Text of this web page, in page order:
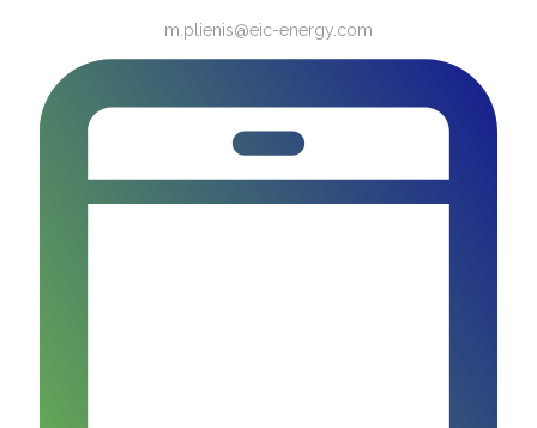
m.plienis@eic-energy.com